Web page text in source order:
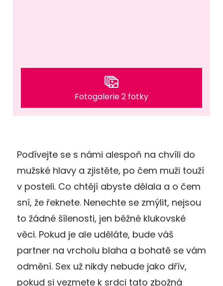
Fotogalerie 2 fotky
Podívejte se s námi alespoň na chvíli do
mužské hlavy a zjistěte, po čem muži touží
v posteli. Co chtějí abyste dělala a o čem
sní, že řeknete. Nenechte se zmýlit, nejsou
to žádné šílenosti, jen běžné klukovské
věci. Pokud je ale uděláte, bude váš
partner na vrcholu blaha a bohatě se vám
odmění. Sex už nikdy nebude jako dřív,
pokud si vezmete k srdci tato zbožná